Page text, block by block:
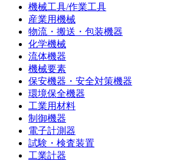
機械工具/作業工具
産業用機械
物流・搬送・包装機器
化学機械
流体機器
機械要素
保安機器・安全対策機器
環境保全機器
工業用材料
制御機器
電子計測器
試験・検査装置
工業計器